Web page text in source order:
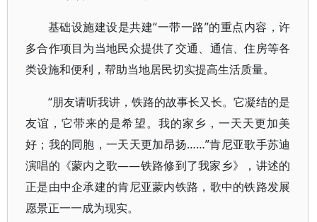
基础设施建设是共建“一带一路”的重点内容，许
多合作项目为当地民众提供了交通、通信、住房等各
类设施和便利，帮助当地居民切实提高生活质量。
“朋友请听我讲，铁路的故事长又长。它凝结的是
友谊，它带来的是希望。我的家乡，一天天更加美
好；我的同胞，一天天更加昂扬……”肯尼亚歌手苏迪
演唱的《蒙内之歌——铁路修到了我家乡》，讲述的
正是由中企承建的肯尼亚蒙内铁路，歌中的铁路发展
愿景正一一成为现实。